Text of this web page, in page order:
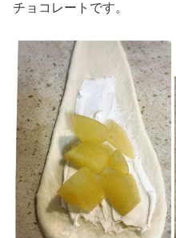
チョコレートです。